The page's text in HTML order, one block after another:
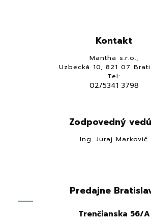
Kontakt
Mantha s.r.o.,
Uzbecká 10, 821 07
Tel:
02/5341 3798
Zodpovedný
Ing. Juraj Markovič
Predajne
Trenčianska 56/A